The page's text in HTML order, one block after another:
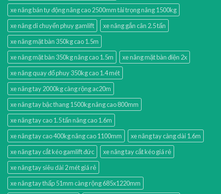
xe nâng bán tự động nâng cao 2500mm tải trọng nâng 1500kg
xe nâng di chuyển phuy gamlift
xe nâng gắn cân 2.5 tấn
xe nâng mặt bàn 350kg cao 1.5m
xe nâng mặt bàn 350kg nâng cao 1.5m
xe nâng mặt bàn điện 2x
xe nâng quay đổ phuy 350kg cao 1.4 mét
xe nâng tay 2000kg càng rộng ac20m
xe nâng tay bậc thang 1500kg nâng cao 800mm
xe nâng tay cao 1.5 tấn nâng cao 1.6m
xe nâng tay cao 400kg nâng cao 1100mm
xe nâng tay càng dài 1.6m
xe nâng tay cắt kéo gamlift đức
xe nâng tay cắt kéo giá rẻ
xe nâng tay siêu dài 2 mét giá rẻ
xe nâng tay thấp 51mm càng rộng 685x1220mm